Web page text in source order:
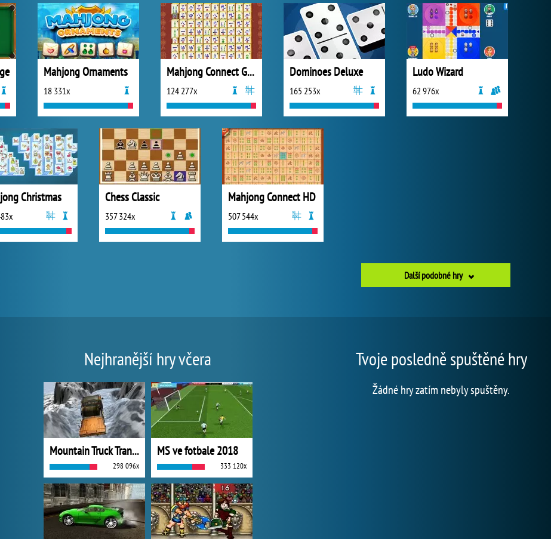
Mahjong Ornaments
18 331x
Mahjong Connect Gold
124 277x
Dominoes Deluxe
165 253x
Ludo Wizard
62 976x
Christmas Chess Classic
357 324x
Mahjong Connect HD
507 544x
Další podobné hry
Nejhranější hry včera
Mountain Truck Transport
298 096x
MS ve fotbale 2018
333 120x
Tvoje posledně spuštěné hry
Žádné hry zatím nebyly spuštěny.